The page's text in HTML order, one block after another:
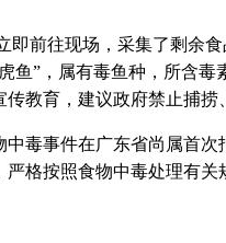
前往现场，采集了剩余食
鱼”，属有毒鱼种，所含
教育，建议政府禁止捕
事件在广东省尚属首次
格按照食物中毒处理有